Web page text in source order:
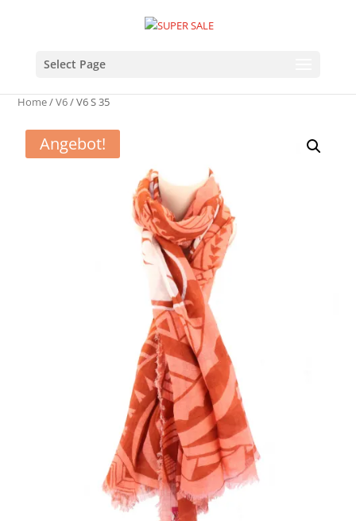
Select Page
Home/V6/ V6 S 35
Angebot!